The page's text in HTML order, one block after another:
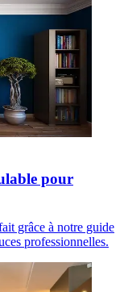
pour
grâce à notre guide
professionnelles.